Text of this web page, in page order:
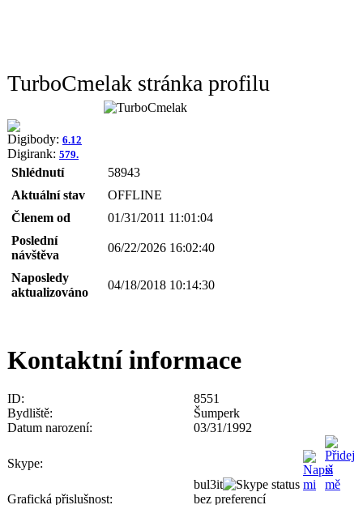
TurboCmelak stránka profilu
Digibody: 6.12
Digirank: 579.
Shlédnutí
58943
Aktuální stav
OFFLINE
Členem od
01/31/2011 11:01:04
Poslední
návštěva
06/22/2026 16:02:40
Naposledy
aktualizováno
04/18/2018 10:14:30
Kontaktní informace
ID:
8551
Bydliště:
Šumperk
Datum narození:
03/31/1992
Skype:
bul3it
Grafická přislušnost:
bez preferencí